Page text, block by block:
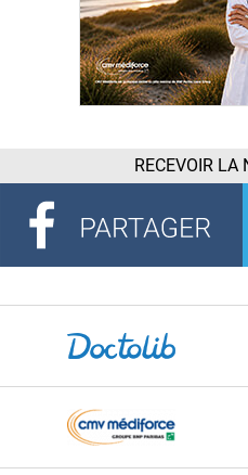
RECEVOIR LA